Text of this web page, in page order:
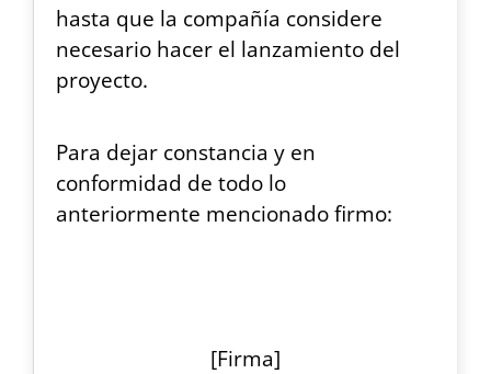
hasta que la compañía considere
necesario hacer el lanzamiento del
proyecto.
Para dejar constancia y en
conformidad de todo lo
anteriormente mencionado firmo:
[Firma]